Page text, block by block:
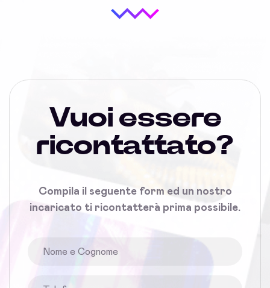
Vuoi essere
ricontattato?
Compila il seguente form ed un nostro
incaricato ti ricontatterà prima possibile.